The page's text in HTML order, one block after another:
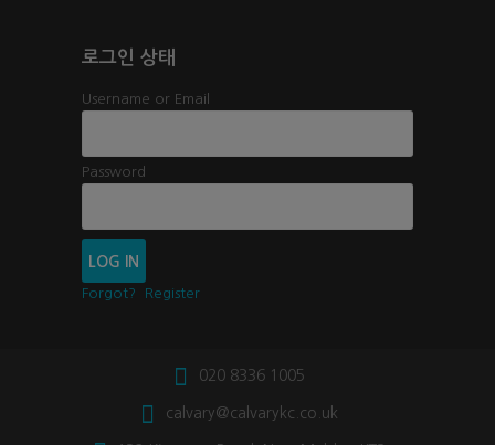
로그인 상태
Username or Email
Password
Forgot? Register
020 8336 1005
calvary@calvarykc.co.uk